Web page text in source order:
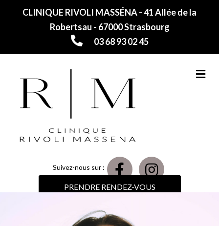
CLINIQUE RIVOLI MASSÉNA - 41 Allée de la
Robertsau - 67000 Strasbourg
03 68 93 02 45
Suivez-nous sur :
PRENDRE RENDEZ-VOUS